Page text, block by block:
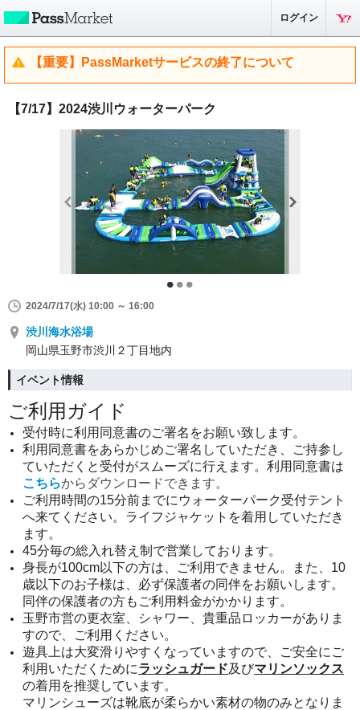
ログイン
【重要】PassMarketサービスの終了について
【7/17】2024渋川ウォーターパーク
2024/7/17(水) 10:00 ～ 16:00
渋川海水浴場
岡山県玉野市渋川２丁目地内
イベント情報
ご利用ガイド
受付時に利用同意書のご署名をお願い致します。
利用同意書をあらかじめご署名していただき、ご持参し
ていただくと受付がスムーズに行えます。利用同意書は
こちらからダウンロードできます。
ご利用時間の15分前までにウォーターパーク受付テント
へ来てください。ライフジャケットを着用していただき
ます。
45分毎の総入れ替え制で営業しております。
身長が100cm以下の方は、ご利用できません。また、10
歳以下のお子様は、必ず保護者の同伴をお願いします。
同伴の保護者の方もご利用料金がかかります。
玉野市営の更衣室、シャワー、貴重品ロッカーがありま
すので、ご利用ください。
遊具上は大変滑りやすくなっていますので、ご安全にご
利用いただくためにラッシュガード及びマリンソックス
の着用を推奨しています。
マリンシューズは靴底が柔らかい素材の物のみとなりま